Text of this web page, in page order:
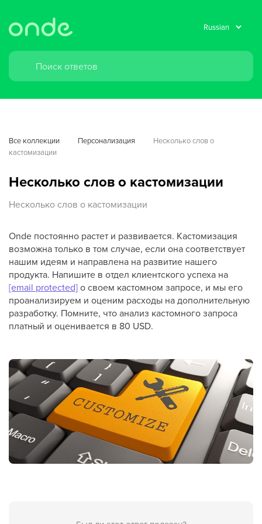
Все коллекции Персонализация
Несколько слов о
кастомизации
Несколько слов о кастомизации
Несколько слов о кастомизации
Onde постоянно растет и развивается. Кастомизация
возможна только в том случае, если она соответствует
нашим идеям и направлена на развитие нашего
продукта. Напишите в отдел клиентского успеха на
[email protected]о своем кастомном запросе, и мы его
проанализируем и оценим расходы на дополнительную
разработку. Помните, что анализ кастомного запроса
платный и оценивается в 80 USD.